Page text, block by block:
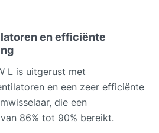
en efficiënte
L is uitgerust met
en een zeer efficiënte
die een
86% tot 90% bereikt.